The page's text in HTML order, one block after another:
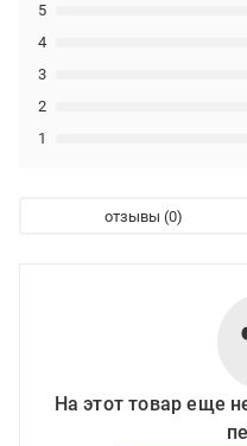
1
2
3
4
5
отзывы
На этот товар еще